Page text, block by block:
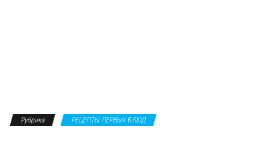
Рубрика РЕЦЕПТЫ ПЕРВЫХ БЛЮД